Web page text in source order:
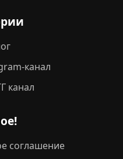
канал
канал
соглашение